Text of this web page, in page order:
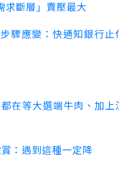
求斷層」賣壓最大
驟應變：快通知銀行止
在等大選端牛肉、加上
：遇到這種一定降